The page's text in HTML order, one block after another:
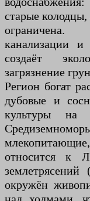
старые колодцы,
канализации
создаёт
загрязнение
Регион богат
дубовые и
культуры на
млекопитающие,
относится к
окружён